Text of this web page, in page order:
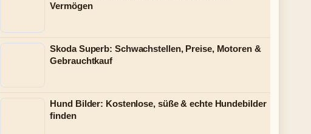
Vermögen
Skoda Superb: Schwachstellen, Preise, Motoren &
Gebrauchtkauf
Hund Bilder: Kostenlose, süße & echte Hundebilder
finden